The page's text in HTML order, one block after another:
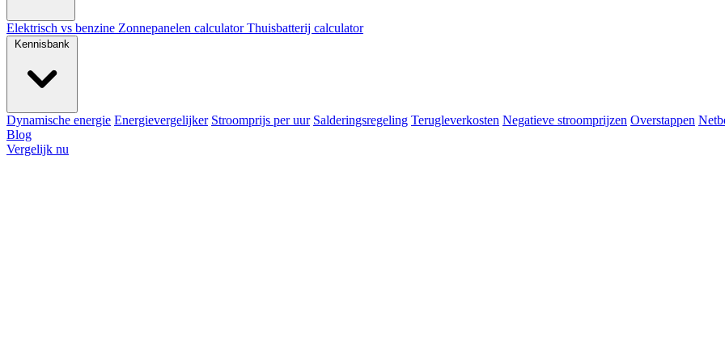
Elektrisch vs benzine Zonnepanelen calculatorThuisbatterij calculator
Kennisbank
Dynamische energie Energievergelijker Stroomprijs per uur Salderingsregeling Terugleverkosten Negatieve stroomprijzen Overstappen
Blog
Vergelijk nu